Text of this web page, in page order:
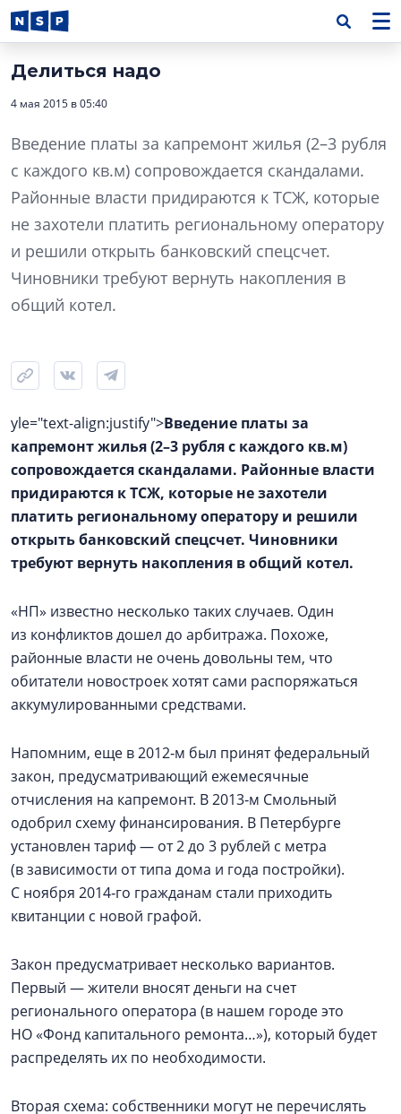
Делиться надо
4 мая 2015 в 05:40
Введение платы за капремонт жилья (2–3 рубля
c каждого кв.м) сопровождается скандалами.
Районные власти придираются к ТСЖ, которые
не захотели платить региональному оператору
и решили открыть банковский спецсчет.
Чиновники требуют вернуть накопления в
общий котел.
yle="text-align:justify">Введение платы за
капремонт жилья (2–3 рубля c каждого кв.м)
сопровождается скандалами. Районные власти
придираются к ТСЖ, которые не захотели
платить региональному оператору и решили
открыть банковский спецсчет. Чиновники
требуют вернуть накопления в общий котел.
«НП» известно несколько таких случаев. Один
из конфликтов дошел до арбитража. Похоже,
районные власти не очень довольны тем, что
обитатели новостроек хотят сами распоряжаться
аккумулированными средствами.
Напомним, еще в 2012‑м был принят федеральный
закон, предусматривающий ежемесячные
отчисления на капремонт. В 2013‑м Смольный
одобрил схему финансирования. В Петербурге
установлен тариф — от 2 до 3 рублей с метра
(в зависимости от типа дома и года постройки).
С ноября 2014‑го гражданам стали приходить
квитанции с новой графой.
Закон предусматривает несколько вариантов.
Первый — жители вносят деньги на счет
регионального оператора (в нашем городе это
НО «Фонд капитального ремонта…»), который будет
распределять их по необходимости.
Вторая схема: собственники могут не перечислять